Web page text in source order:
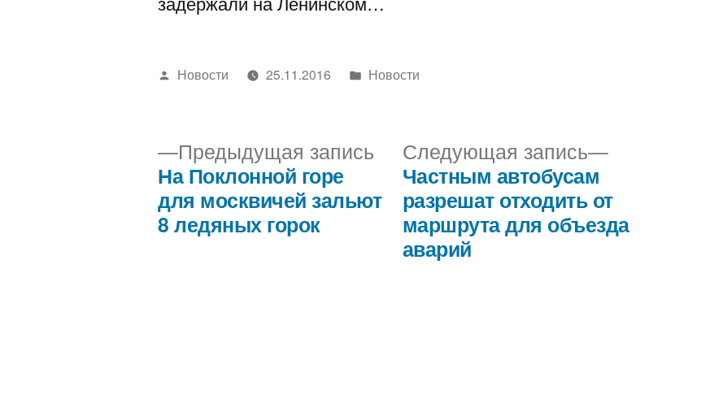
Написано
Новости 25.11.2016
Написано
Новости
Навигация
Предыдущая запись Предыдущая
запись:
На Поклонной горе
для москвичей зальют
8 ледяных горок
Следующая запись
Следующая
Частным автобусам
разрешат отходить от
маршрута для объезда
аварий